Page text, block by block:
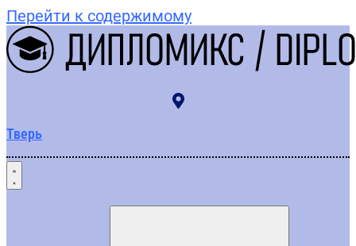
Перейти к содержимому
Тверь